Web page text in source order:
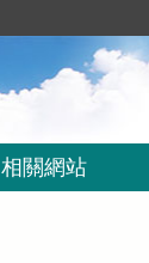
相關網站